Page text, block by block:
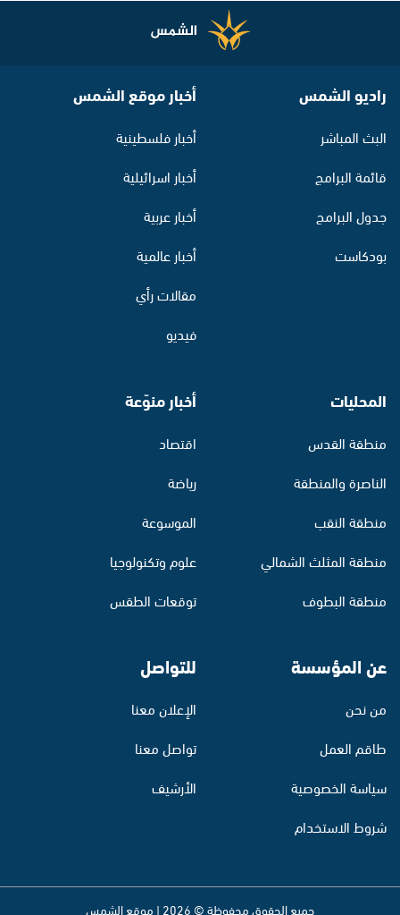
راديو الشمس
البث المباشر
قائمة البرامج
جدول البرامج
بودكاست
أخبار موقع الشمس
أخبار فلسطينية
أخبار اسرائيلية
أخبار عربية
أخبار عالمية
مقالات رأي
فيديو
المحليات
منطقة القدس
الناصرة والمنطقة
منطقة النقب
منطقة المثلث الشمالي
منطقة البطوف
أخبار منوّعة
اقتصاد
رياضة
الموسوعة
علوم وتكنولوجيا
توقعات الطقس
عن المؤسسة
من نحن
طاقم العمل
سياسة الخصوصية
شروط الاستخدام
للتواصل
الإعلان معنا
تواصل معنا
الأرشيف
جميع الحقوق محفوظة © 2026 | موقع الشمس